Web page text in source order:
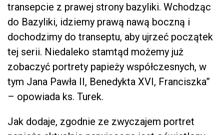
transepcie z prawej strony bazyliki. Wchodząc
do Bazyliki, idziemy prawą nawą boczną i
dochodzimy do transeptu, aby ujrzeć początek
tej serii. Niedaleko stamtąd możemy już
zobaczyć portrety papieży współczesnych, w
tym Jana Pawła II, Benedykta XVI, Franciszka”
– opowiada ks. Turek.
Jak dodaje, zgodnie ze zwyczajem portret